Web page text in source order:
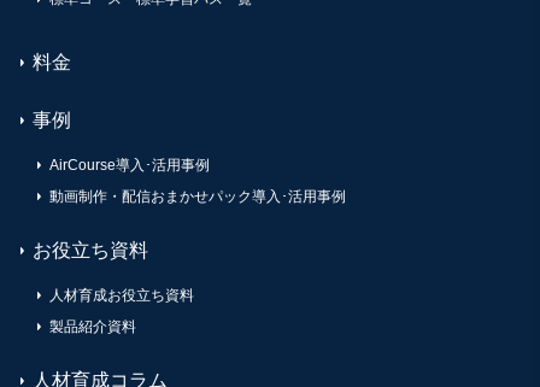
料金
事例
AirCourse導入･活用事例
動画制作・配信おまかせパック導入･活用事例
お役立ち資料
人材育成お役立ち資料
製品紹介資料
人材育成コラム